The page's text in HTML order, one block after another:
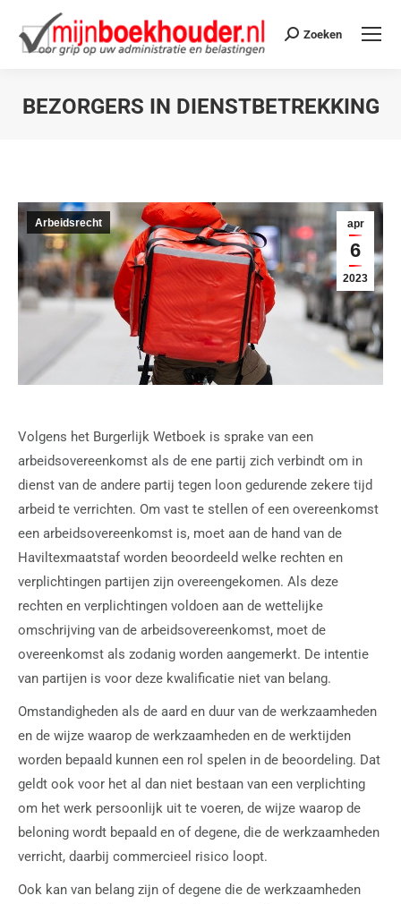
Zoeken
BEZORGERS IN DIENSTBETREKKING
apr
6
2023
Arbeidsrecht
Volgens het Burgerlijk Wetboek is sprake van een
arbeidsovereenkomst als de ene partij zich verbindt om in
dienst van de andere partij tegen loon gedurende zekere tijd
arbeid te verrichten. Om vast te stellen of een overeenkomst
een arbeidsovereenkomst is, moet aan de hand van de
Haviltexmaatstaf worden beoordeeld welke rechten en
verplichtingen partijen zijn overeengekomen. Als deze
rechten en verplichtingen voldoen aan de wettelijke
omschrijving van de arbeidsovereenkomst, moet de
overeenkomst als zodanig worden aangemerkt. De intentie
van partijen is voor deze kwalificatie niet van belang.
Omstandigheden als de aard en duur van de werkzaamheden
en de wijze waarop de werkzaamheden en de werktijden
worden bepaald kunnen een rol spelen in de beoordeling. Dat
geldt ook voor het al dan niet bestaan van een verplichting
om het werk persoonlijk uit te voeren, de wijze waarop de
beloning wordt bepaald en of degene, die de werkzaamheden
verricht, daarbij commercieel risico loopt.
Ook kan van belang zijn of degene die de werkzaamheden